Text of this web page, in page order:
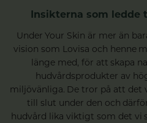
Insikterna som ledde
Under Your Skin är mer än
vision som Lovisa och henne
länge med, för att skapa
hudvårdsprodukter av
miljövänliga. De tror på att det
till slut under den och
hudvård lika viktigt som det vi